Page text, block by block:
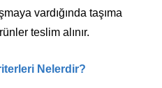
vardığında taşıma
teslim alınır.
Nelerdir?